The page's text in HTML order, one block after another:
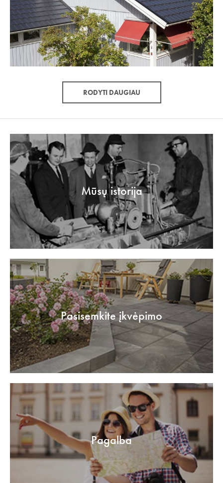
RODYTI DAUGIAU
Mūsų istorija
Pasisemkite įkvėpimo
Pagalba